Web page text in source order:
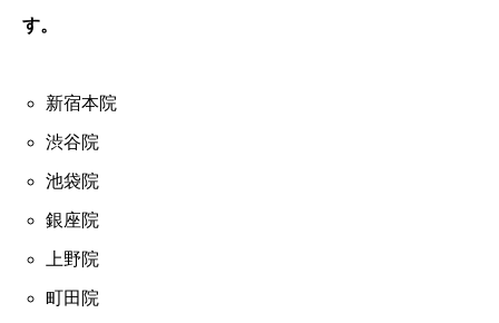
す。
新宿本院
渋谷院
池袋院
銀座院
上野院
町田院